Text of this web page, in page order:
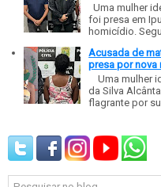
Uma mulher
foi presa em
homicídio.
Acusada de
presa por nova
Uma mulher
da Silva
flagrante por